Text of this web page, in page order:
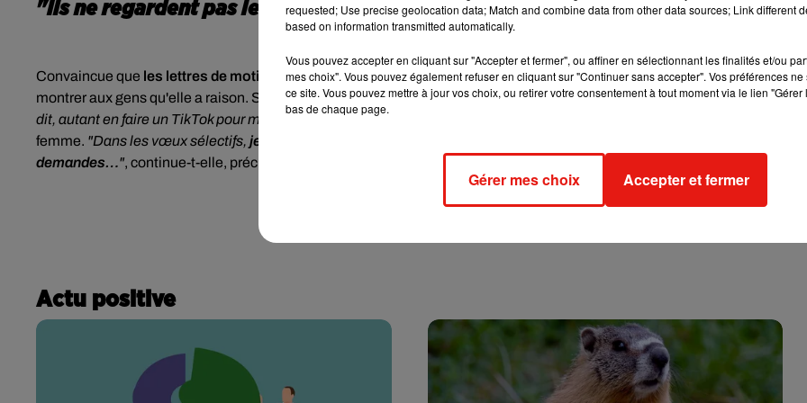
"Ils ne regardent pas les lettres de motivation"
Convaincue que les lettres de motivation ne sont tout simplement pas regardées, Lucièle se filme alors sur TikTok pour
montrer aux gens qu'elle a raison. Sa vidéo fait un carton :plus de 2 millions de vuessont déjà comptabilisées."Je me suis
dit, autant en faire un TikTok pour montrer aux gens qu’ils ne regardent pas les lettres de motivation
femme. "Dans les vœux sélectifs, je pense qu’ils regardent mais les facs, ils n’ont pas le temps, il y a tellement de
demandes…", continue-t-elle, précisant tout de même qu'elle avait
Actu positive
requested; Use precise geolocation data; Match and combine data from other data sources; Link different
based on information transmitted automatically.
Vous pouvez accepter en cliquant sur "Accepter et fermer", ou affiner en sélectionnant les finalités et/ou
mes choix". Vous pouvez également refuser en cliquant sur "Continuer sans accepter". Vos préférences
ce site. Vous pouvez mettre à jour vos choix, ou retirer votre consentement à tout moment via le lien
bas de chaque page.
Gérer mes choix Accepter et fermer